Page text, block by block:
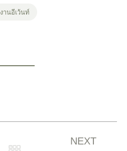
งานอีเว้นท์
NEXT